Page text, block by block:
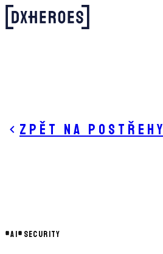
Zpět na postřehy
#AI# SECURITY